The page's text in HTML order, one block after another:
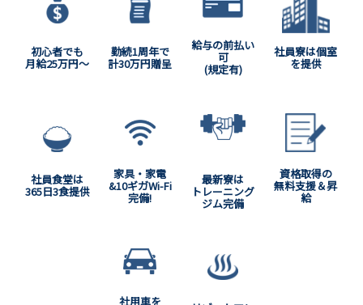
初心者でも
月給25万円～
勤続1周年で
計30万円贈呈
給与の前払い
可
(規定有)
社員寮は個室
を提供
社員食堂は
365日3食提供
家具・家電
&10ギガWi-Fi
完備!
最新寮は
トレーニング
ジム完備
資格取得の
無料支援＆昇
給
社用車を